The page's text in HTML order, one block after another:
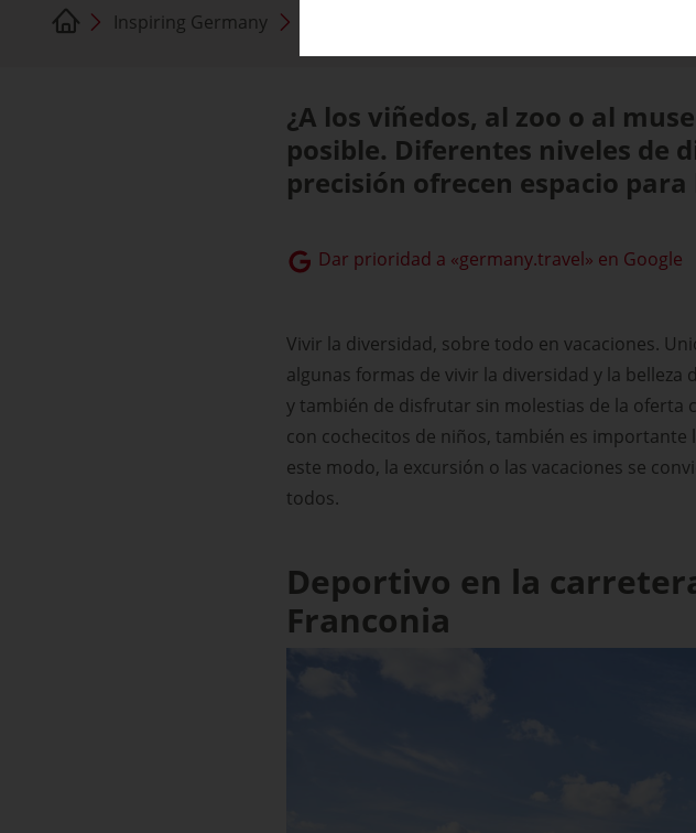
Inspiring Germany
¿A los viñedos, al zoo o al
posible. Diferentes niveles de
precisión ofrecen espacio
Dar prioridad a «germany.travel» en Google
Vivir la diversidad, sobre todo en vacaciones.
algunas formas de vivir la diversidad y la
y también de disfrutar sin molestias de la oferta
con cochecitos de niños, también es
este modo, la excursión o las vacaciones se
todos.
Deportivo en la
Franconia